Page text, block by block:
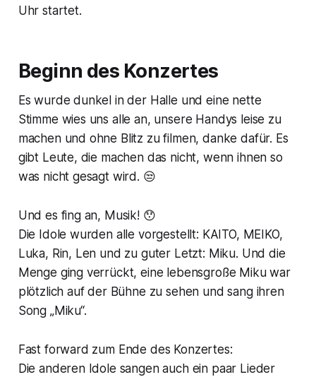
Uhr startet.
Beginn des Konzertes
Es wurde dunkel in der Halle und eine nette
Stimme wies uns alle an, unsere Handys leise zu
machen und ohne Blitz zu filmen, danke dafür. Es
gibt Leute, die machen das nicht, wenn ihnen so
was nicht gesagt wird. 😒
Und es fing an, Musik! 😯
Die Idole wurden alle vorgestellt: KAITO, MEIKO,
Luka, Rin, Len und zu guter Letzt: Miku. Und die
Menge ging verrückt, eine lebensgroße Miku war
plötzlich auf der Bühne zu sehen und sang ihren
Song „Miku“.
Fast forward zum Ende des Konzertes:
Die anderen Idole sangen auch ein paar Lieder